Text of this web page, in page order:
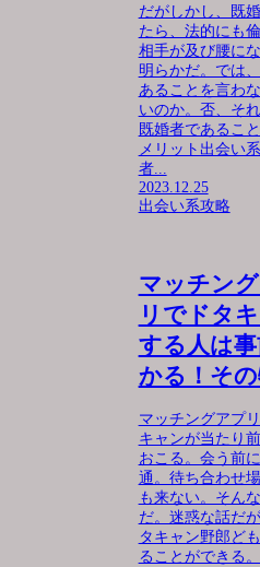
だがしかし、既
たら、法的にも
相手が及び腰に
明らかだ。では
あることを言わ
いのか。否、それ
既婚者であるこ
メリット出会い
者...
2023.12.25
出会い系攻略
マッチン
リでドタ
する人は
かる！そ
マッチングアプ
キャンが当たり
おこる。会う前
通。待ち合わせ
も来ない。そん
だ。迷惑な話だ
タキャン野郎ど
ることができる。